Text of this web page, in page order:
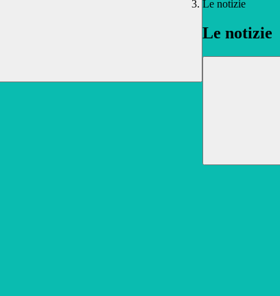
Le notizie
Le notizie